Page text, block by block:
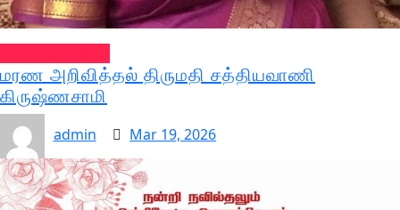
மரண அறிவித்தல் திருமதி சத்தியவாணி
கிருஷ்ணசாமி
admin
Mar 19, 2026